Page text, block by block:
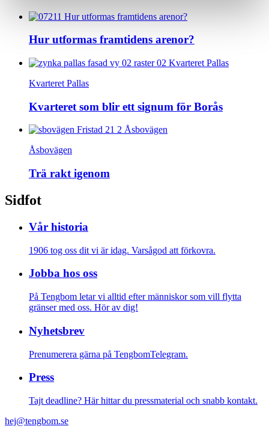
Hur utformas framtidens arenor?
Kvarteret Pallas
Kvarteret som blir ett signum för Borås
Åsbovägen
Trä rakt igenom
Sidfot
Vår historia
1906 tog oss dit vi är idag. Varsågod att förkovra.
Jobba hos oss
På Tengbom letar vi alltid efter människor som vill flytta
gränser med oss. Hör av dig!
Nyhetsbrev
Prenumerera gärna på TengbomTelegram.
Press
Tajt deadline? Här hittar du pressmaterial och snabb kontakt.
hej@tengbom.se